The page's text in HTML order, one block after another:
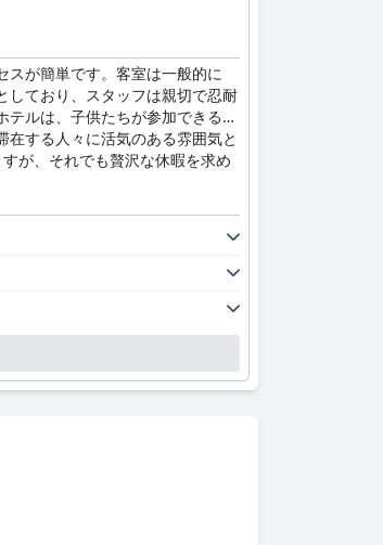
スが簡単です。客室は一般的に
しており、スタッフは親切で忍耐
ルは、子供たちが参加できる楽
する人々に活気のある雰囲気と
が、それでも贅沢な休暇を求め